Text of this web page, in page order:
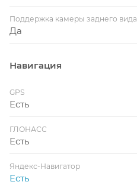
Поддержка камеры заднего вида
Да
Навигация
GPS
Есть
ГЛОНАСС
Есть
Яндекс-Навигатор
Есть